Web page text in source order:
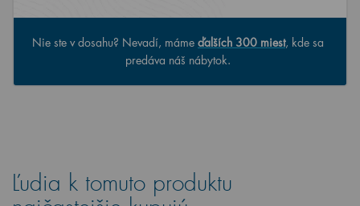
Nie ste v dosahu? Nevadí, máme ďalších 300 miest, kde sa
predáva náš nábytok.
Ľudia k tomuto produktu